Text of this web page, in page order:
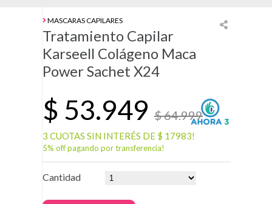
MASCARAS CAPILARES
Tratamiento Capilar
Karseell Colágeno Maca
Power Sachet X24
$ 53.949 $ 64.999
3 CUOTAS SIN INTERÉS DE $ 17983!
5% off pagando por transferencia!
Cantidad